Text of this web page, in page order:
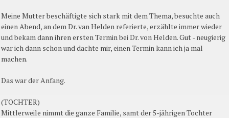
Meine Mutter beschäftigte sich stark mit dem Thema, besuchte auch
einen Abend, an dem Dr. van Helden referierte, erzählte immer wieder
und bekam dann ihren ersten Termin bei Dr. von Helden. Gut - neugierig
war ich dann schon und dachte mir, einen Termin kann ich ja mal
machen.
Das war der Anfang.
(TOCHTER)
Mittlerweile nimmt die ganze Familie, samt der 5-jährigen Tochter